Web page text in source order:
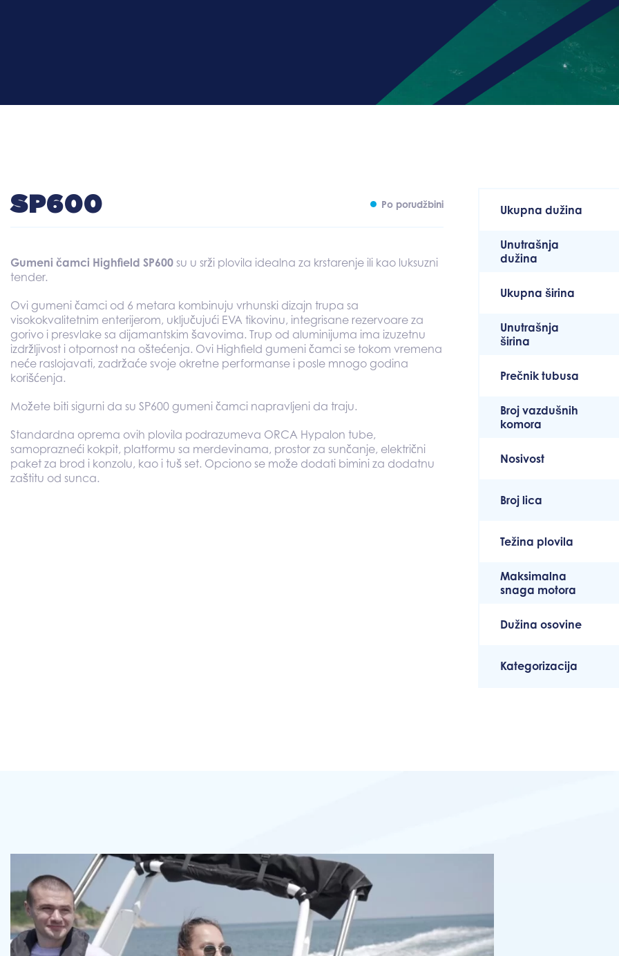
SP600 Po porudžbini
Gumeni čamci Highfield SP600 su u srži plovila idealna za krstarenje ili kao luksuzni
tender.
Ovi gumeni čamci od 6 metara kombinuju vrhunski dizajn trupa sa
visokokvalitetnim enterijerom, uključujući EVA tikovinu, integrisane rezervoare za
gorivo i presvlake sa dijamantskim šavovima. Trup od aluminijuma ima izuzetnu
izdržljivost i otpornost na oštećenja. Ovi Highfield gumeni čamci se tokom vremena
neće raslojavati, zadržaće svoje okretne performanse i posle mnogo godina
korišćenja.
Možete biti sigurni da su SP600 gumeni čamci napravljeni da traju.
Standardna oprema ovih plovila podrazumeva ORCA Hypalon tube,
samoprazneći kokpit, platformu sa merdevinama, prostor za sunčanje, električni
paket za brod i konzolu, kao i tuš set. Opciono se može dodati bimini za dodatnu
zaštitu od sunca.
Ukupna dužina
Unutrašnja
dužina
Ukupna širina
Unutrašnja
širina
Prečnik tubusa
Broj vazdušnih
komora
Nosivost
Broj lica
Težina plovila
Maksimalna
snaga motora
Dužina osovine
Kategorizacija